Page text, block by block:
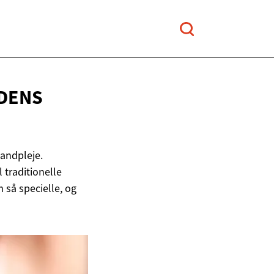
traditionelle
så specielle, og